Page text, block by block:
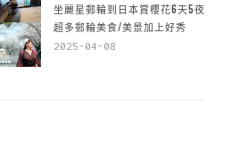
坐麗星郵輪到日本賞櫻花6天5夜，
超多郵輪美食/美景加上好秀
2025-04-08